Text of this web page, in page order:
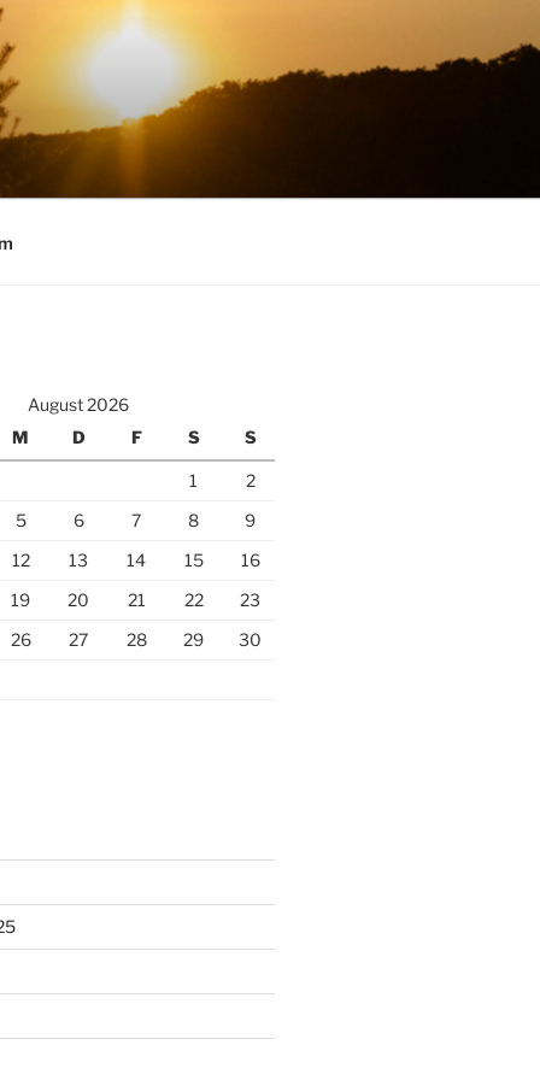
August 2026
M
D F S S
1
2
5
6 7 8
9
12
13 14 15
16
19
20 21 22
23
26
27 28 29 30